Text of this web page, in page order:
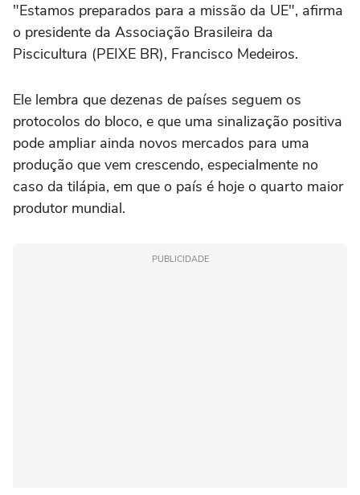
"Estamos preparados para a missão da UE", afirma
o presidente da Associação Brasileira da
Piscicultura (PEIXE BR), Francisco Medeiros.
Ele lembra que dezenas de países seguem os
protocolos do bloco, e que uma sinalização positiva
pode ampliar ainda novos mercados para uma
produção que vem crescendo, especialmente no
caso da tilápia, em que o país é hoje o quarto maior
produtor mundial.
PUBLICIDADE